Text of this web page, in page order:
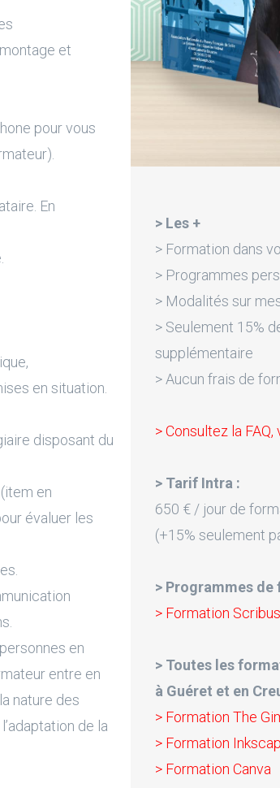
et
pour vous
En
en situation.
disposant du
en
évaluer les
en
entre en
nature des
de la
> Les +
> Formation dans
> Programmes
> Modalités sur
> Seulement 15%
supplémentaire
> Aucun frais de
> Consultez la
> Tarif Intra :
650 € / jour de
(+15% seulement
> Programmes
> Formation Scribus
> Toutes les
à Guéret et en
> Formation The
> Formation
> Formation Canva